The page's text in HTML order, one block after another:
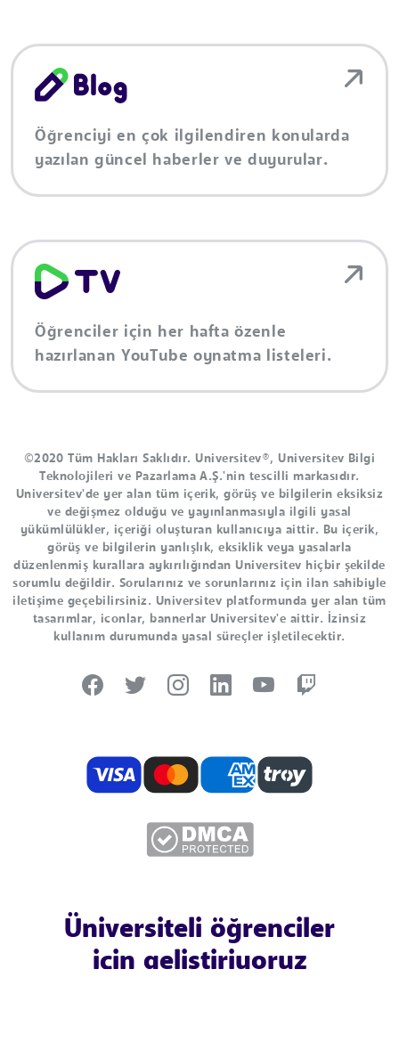
Öğrenciyi en çok ilgilendiren konularda
yazılan güncel haberler ve duyurular.
Öğrenciler için her hafta özenle
hazırlanan YouTube oynatma listeleri.
©2020 Tüm Hakları Saklıdır. Universitev®, Universitev Bilgi
Teknolojileri ve Pazarlama A.Ş.'nin tescilli markasıdır.
Universitev'de yer alan tüm içerik, görüş ve bilgilerin eksiksiz
ve değişmez olduğu ve yayınlanmasıyla ilgili yasal
yükümlülükler, içeriği oluşturan kullanıcıya aittir. Bu içerik,
görüş ve bilgilerin yanlışlık, eksiklik veya yasalarla
düzenlenmiş kurallara aykırılığından Universitev hiçbir şekilde
sorumlu değildir. Sorularınız ve sorunlarınız için ilan sahibiyle
iletişime geçebilirsiniz. Universitev platformunda yer alan tüm
tasarımlar, iconlar, bannerlar Universitev'e aittir. İzinsiz
kullanım durumunda yasal süreçler işletilecektir.
Üniversiteli öğrenciler
için geliştiriyoruz